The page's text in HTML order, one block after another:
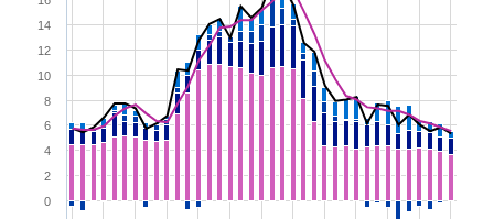
Combination chart with 6 data series.
View as data table, Chart
The chart has 1 X axis displaying XAxis.
The chart has 1 Y axis displaying YAxis. Range: -2 to 18.
0
2
4
6
8
10
12
14